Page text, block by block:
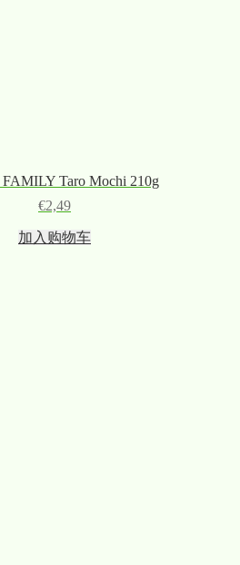
Taro Mochi 210g
€2,49
加入购物车